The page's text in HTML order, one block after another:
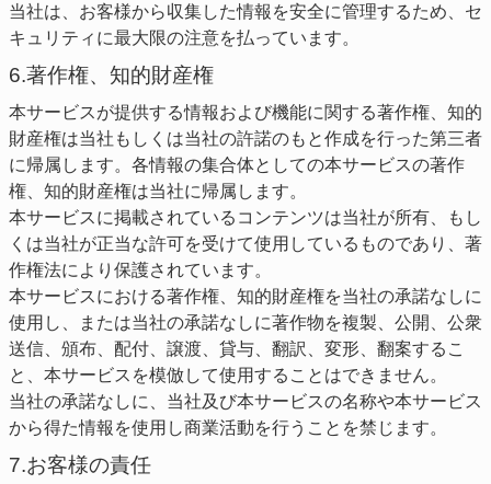
当社は、お客様から収集した情報を安全に管理するため、セ
キュリティに最大限の注意を払っています。
6.著作権、知的財産権
本サービスが提供する情報および機能に関する著作権、知的
財産権は当社もしくは当社の許諾のもと作成を行った第三者
に帰属します。各情報の集合体としての本サービスの著作
権、知的財産権は当社に帰属します。
本サービスに掲載されているコンテンツは当社が所有、もし
くは当社が正当な許可を受けて使用しているものであり、著
作権法により保護されています。
本サービスにおける著作権、知的財産権を当社の承諾なしに
使用し、または当社の承諾なしに著作物を複製、公開、公衆
送信、頒布、配付、譲渡、貸与、翻訳、変形、翻案するこ
と、本サービスを模倣して使用することはできません。
当社の承諾なしに、当社及び本サービスの名称や本サービス
から得た情報を使用し商業活動を行うことを禁じます。
7.お客様の責任